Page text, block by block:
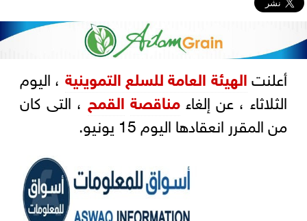
أعلنتالهيئة العامة للسلع التموينية ، اليوم
الثلاثاء ، عن إلغاءمناقصة القمح ، التى كان
من المقرر انعقادها اليوم 15 يونيو.